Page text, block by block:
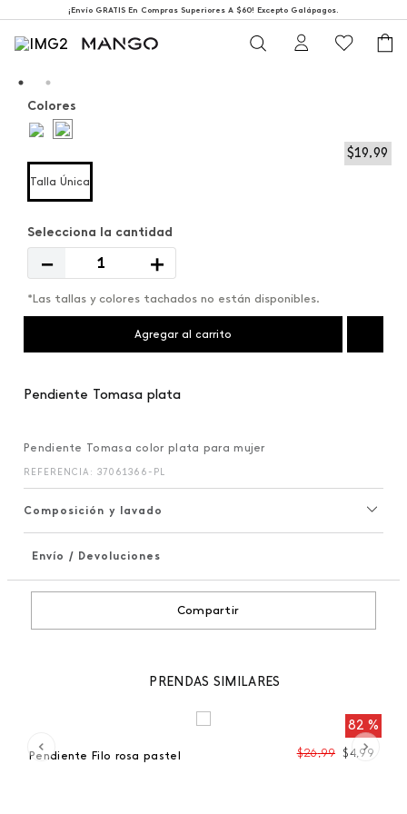
¡Envío GRATIS En Compras Superiores A $60! Excepto Galápagos.
$19,99
Colores
Talla Única
＋
－
*Las tallas y colores tachados no están disponibles.
Agregar al carrito
Pendiente Tomasa plata
Pendiente Tomasa color plata para mujer
REFERENCIA : 37061366-PL
Composición y lavado
Envío / Devoluciones
Compartir
PRENDAS SIMILARES
82 %
Pendiente Filo rosa pastel $26,99 $4,99